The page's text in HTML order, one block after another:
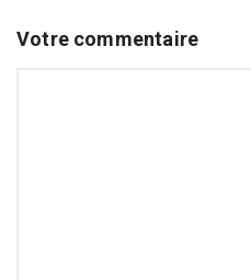
Votre commentaire